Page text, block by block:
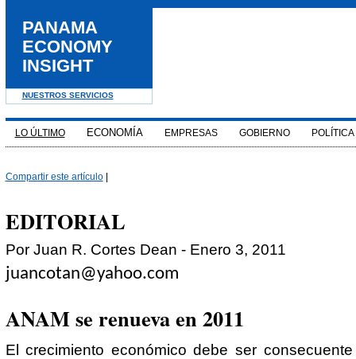
LO ÚLTIMO ECONOMÍA EMPRESAS GOBIERNO POLÍTICA
PANAMA
ECONOMY
INSIGHT
NUESTROS SERVICIOS
Compartir este artículo
EDITORIAL
Por Juan R. Cortes Dean - Enero 3, 2011
juancotan@yahoo.com
ANAM se renueva en 2011
El crecimiento económico debe ser